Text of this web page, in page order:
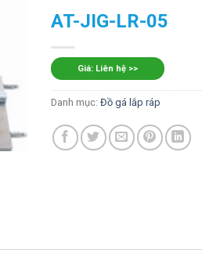
AT-JIG-LR-05
Giá: Liên hệ >>
Danh mục: Đồ gá lắp ráp